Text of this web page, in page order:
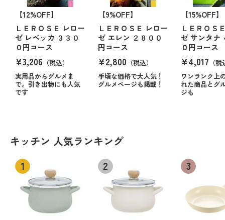
【12%OFF】
ＬＥＲＯＳＥ レロー
ゼ レベッカ ３３０
０円コース
¥3,206 （税込）
実用品からグルメま
で。引き出物にも人気
です
【9%OFF】
ＬＥＲＯＳＥ レロー
ゼ エレン ２８００
円コース
¥2,800 （税込）
手頃な価格で大人気！
グルメページも掲載！
【15%OFF】
ＬＥＲＯＳ
ゼ サンタナ
０円コース
¥4,017 （
ワンランク上
れた商品とグ
ジも
キッチン 人気ランキング